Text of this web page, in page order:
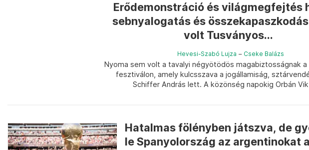
Erődemonstráció és világmegfejtés
sebnyalogatás és
volt Tusványos...
Hevesi-Szabó Lujza – Cseke Balázs
Nyoma sem volt a tavalyi négyötödös magabiztosságnak
fesztiválon, amely kulcsszava a jogállamiság,
Schiffer András lett. A közönség napokig Orbán
Hatalmas fölényben játszva, de
le Spanyolország az argentinokat